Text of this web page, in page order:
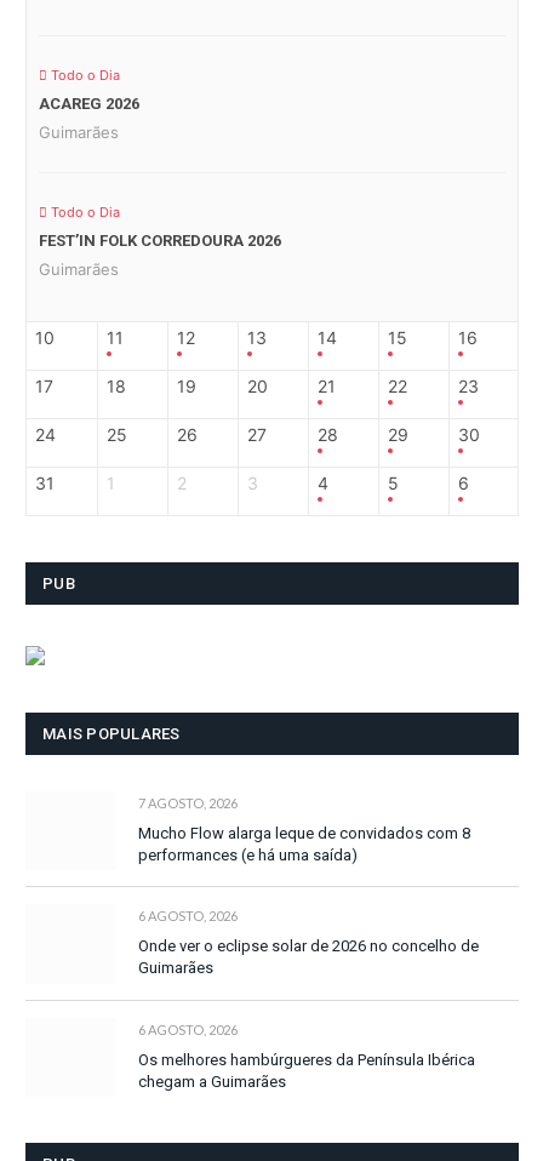
Todo o Dia
ACAREG 2026
Guimarães
Todo o Dia
FEST’IN FOLK CORREDOURA 2026
Guimarães
10 11 12 13 14 15 16
17 18 19 20 21 22 23
24 25 26 27 28 29 30
31 1 2 3 4 5 6
PUB
MAIS POPULARES
7 AGOSTO, 2026
Mucho Flow alarga leque de convidados com 8
performances (e há uma saída)
6 AGOSTO, 2026
Onde ver o eclipse solar de 2026 no concelho de
Guimarães
6 AGOSTO, 2026
Os melhores hambúrgueres da Península Ibérica
chegam a Guimarães